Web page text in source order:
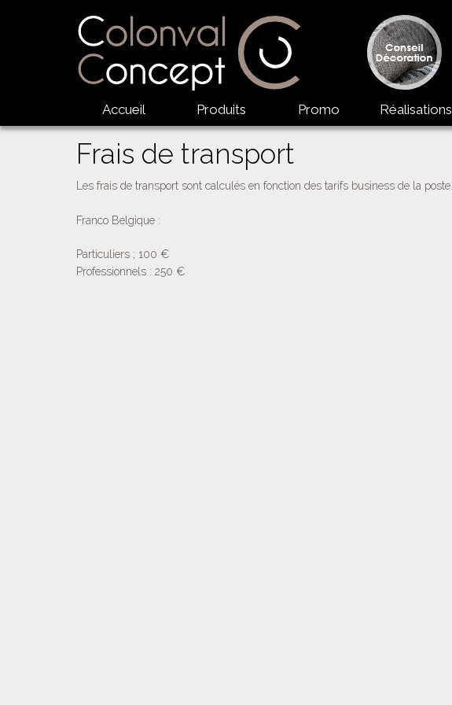
Accueil Produits Promo Réalisations
Frais de transport
Les frais de transport sont calculés en fonction des tarifs business de la poste.
Franco Belgique :
Particuliers ; 100 €
Professionnels : 250 €